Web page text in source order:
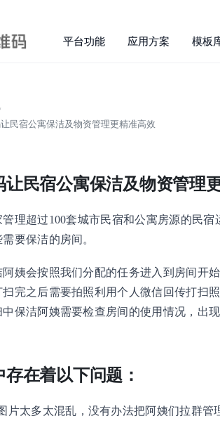
平台功能 应用方案 模板
民宿公寓保洁及物资管理更精准高效
让民宿公寓保洁及物资管理
理超过100套城市民宿和公寓房源的民
要保洁的房间。
姨会按照我们分配的任务进入到房间开
完之后需要拍照利用个人微信回传打扫
中保洁阿姨需要检查房间的使用情况，出
在着以下问题：
片太多太混乱，没有办法把阿姨们拉群